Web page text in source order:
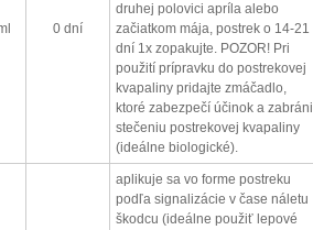
0 dní
druhej polovici apríla alebo
začiatkom mája, postrek o 14-21
dní 1x zopakujte. POZOR! Pri
použití prípravku do postrekovej
kvapaliny pridajte zmáčadlo,
ktoré zabezpečí účinok a zabráni
stečeniu postrekovej kvapaliny
(ideálne biologické).
aplikuje sa vo forme postreku
podľa signalizácie v čase náletu
škodcu (ideálne použiť lepové